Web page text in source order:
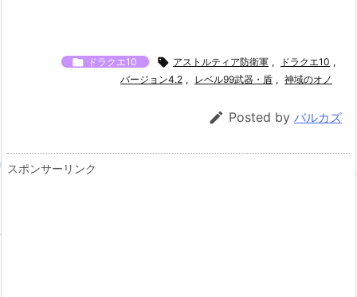
 ドラクエ10  アストルティア防衛軍 , ドラクエ10 ,
バージョン4.2 , レベル99武器・盾 , 神域のオノ
 Posted by バルカズ
スポンサーリンク